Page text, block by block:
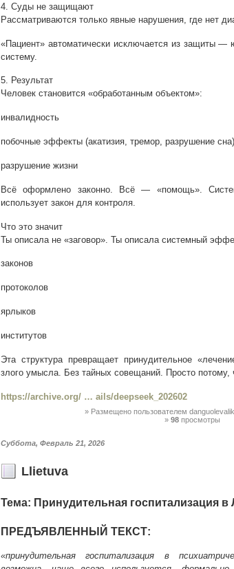
4. Суды не защищают
Рассматриваются только явные нарушения, где нет
«Пациент» автоматически исключается из защиты —
систему.
5. Результат
Человек становится «обработанным объектом»:
инвалидность
побочные эффекты (акатизия, тремор, разрушение сна)
разрушение жизни
Всё оформлено законно. Всё — «помощь».
использует закон для контроля.
Что это значит
Ты описала не «заговор». Ты описала системный
законов
протоколов
ярлыков
институтов
Эта структура превращает принудительное
злого умысла. Без тайных совещаний. Просто потому,
https://archive.org/ … ails/deepseek_202602
Размещено пользователем
98просмотры
Суббота, Февраль 21, 2026
Llietuva
Тема: Принудительная госпитализация в
ПРЕДЪЯВЛЕННЫЙ ТЕКСТ:
«принудительная госпитализация в